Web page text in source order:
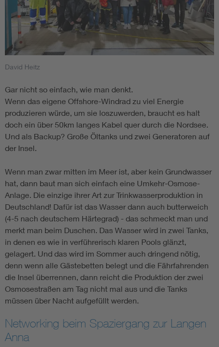
David Heitz
Gar nicht so einfach, wie man denkt.
Wenn das eigene Offshore-Windrad zu viel Energie
produzieren würde, um sie loszuwerden, braucht es halt
doch ein über 50km langes Kabel quer durch die Nordsee.
Und als Backup? Große Öltanks und zwei Generatoren auf
der Insel.
Wenn man zwar mitten im Meer ist, aber kein Grundwasser
hat, dann baut man sich einfach eine Umkehr-Osmose-
Anlage. Die einzige ihrer Art zur Trinkwasserproduktion in
Deutschland! Dafür ist das Wasser dann auch butterweich
(4-5 nach deutschem Härtegrad) - das schmeckt man und
merkt man beim Duschen. Das Wasser wird in zwei Tanks,
in denen es wie in verführerisch klaren Pools glänzt,
gelagert. Und das wird im Sommer auch dringend nötig,
denn wenn alle Gästebetten belegt und die Fährfahrenden
die Insel überrennen, dann reicht die Produktion der zwei
Osmosestraßen am Tag nicht mal aus und die Tanks
müssen über Nacht aufgefüllt werden.
Networking beim Spaziergang zur Langen
Anna